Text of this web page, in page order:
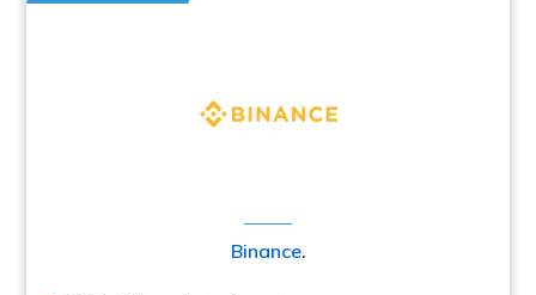
Binance.